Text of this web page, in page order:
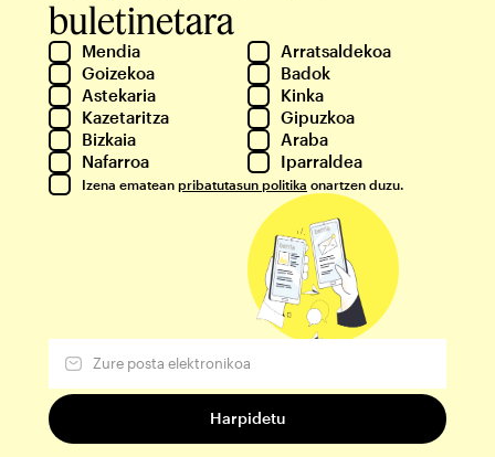
buletinetara
Mendia
Arratsaldekoa
Goizekoa
Badok
Astekaria
Kinka
Kazetaritza
Gipuzkoa
Bizkaia
Araba
Nafarroa
Iparraldea
Izena ematean pribatutasun politika onartzen duzu.